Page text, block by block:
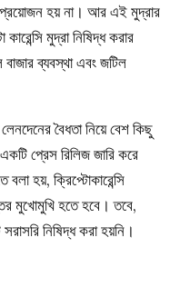
প্রয়োজন হয় না। আর এই মুদ্রার
মুদ্রা নিষিদ্ধ করার
ব্যবস্থা এবং জটিল
লেনদেনের বৈধতা নিয়ে বেশ কিছু
প্রেস রিলিজ জারি করে
বলা হয়, ক্রিপ্টোকারেন্সি
মুখোমুখি হতে হবে। তবে,
সরাসরি নিষিদ্ধ করা হয়নি।